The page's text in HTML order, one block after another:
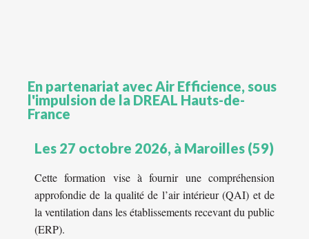
En partenariat avec Air Efficience, sous
l'impulsion de la DREAL Hauts-de-
France
Les 27 octobre 2026, à Maroilles (59)
Cette formation vise à fournir une compréhension
approfondie de la qualité de l’air intérieur (QAI) et de
la ventilation dans les établissements recevant du public
(ERP).